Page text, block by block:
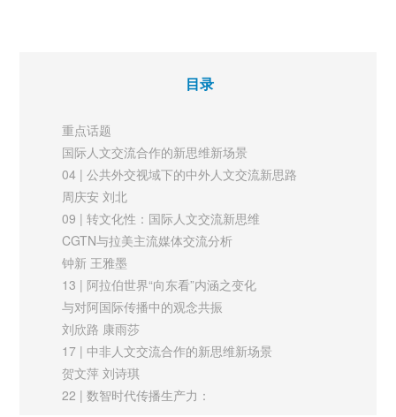
69 | Sora、生成式人工智能与我国国际传播的新生
态
张毓强 姬德强
新媒体
73 | 国产网络动画的叙事特征与对外传播策略研究
以《天官赐福》为例
张玉 高千千
国际视野
77 | 意识形态的询唤：数字游戏与美国的战争宣传
杨家明
2023中国城市国际传播影响力指数报告
港澳台地区共计39个主要城市的国际传播现状，通过数据评估得
出国际传播影响力前十名的城市依次为香港、北京、上海、澳
门、台北、杭州、重庆、西安、成都、广州。在内地城市国际传
播影响力榜单中，北京、上海、杭州、重庆、西安、成都、广
州、深圳、青岛、武汉位列前十。报告发现当前中国内地城市国
际传播存在传播主体不够多元、传播叙事不够亲民、传播媒介趋
于单一、传播受众参与较低等四个突出问题。为此，报告从建构
城市国际传播共同体、激活体育赛事传播潜力、强化特色节展传
播动能、聚合特色文旅传播流量、融合多元视听传播形态、巧用
生活故事传播文本等六个方面为新时代中国城市有效提升国际传
播影响力提出建议。
目录
重点话题
国际人文交流合作的新思维新场景
04 | 公共外交视域下的中外人文交流新思路
周庆安 刘北
09 | 转文化性：国际人文交流新思维
CGTN与拉美主流媒体交流分析
钟新 王雅墨
13 | 阿拉伯世界“向东看”内涵之变化
与对阿国际传播中的观念共振
刘欣路 康雨莎
17 | 中非人文交流合作的新思维新场景
贺文萍 刘诗琪
22 | 数智时代传播生产力：